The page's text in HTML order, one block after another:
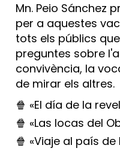
Mn. Peio Sánchez
per a aquestes
tots els públics
preguntes sobre
convivència, la
de mirar els altres.
🍿 «El día de la
🍿 «Las locas del
🍿 «Viaje al país